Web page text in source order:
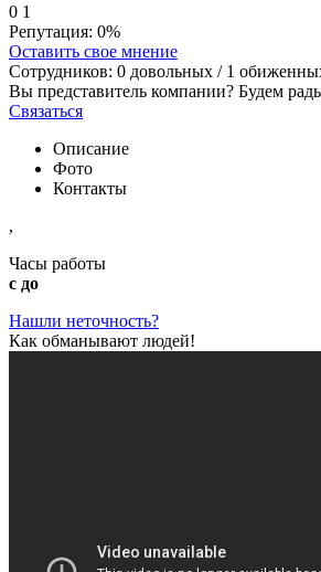
0 1
Репутация: 0%
Оставить свое мнение
Сотрудников: 0 довольных / 1
Вы представитель компании? Будем
Связаться
Описание
Фото
Контакты
,
Часы работы
с до
Нашли неточность?
Как обманывают людей!